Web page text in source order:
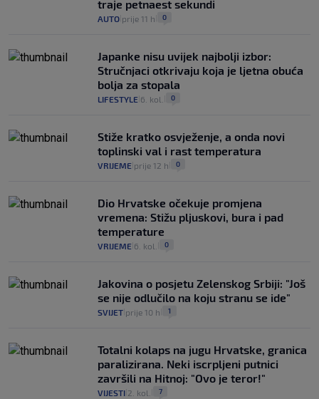
traje petnaest sekundi
AUTO prije 11 h 0
Japanke nisu uvijek najbolji izbor:
Stručnjaci otkrivaju koja je ljetna obuća
bolja za stopala
LIFESTYLE 6. kol. 0
Stiže kratko osvježenje, a onda novi
toplinski val i rast temperatura
VRIJEME prije 12 h 0
Dio Hrvatske očekuje promjena
vremena: Stižu pljuskovi, bura i pad
temperature
VRIJEME 6. kol. 0
Jakovina o posjetu Zelenskog Srbiji: "Još
se nije odlučilo na koju stranu se ide"
SVIJET prije 10 h 1
Totalni kolaps na jugu Hrvatske, granica
paralizirana. Neki iscrpljeni putnici
završili na Hitnoj: "Ovo je teror!"
VIJESTI 2. kol. 7